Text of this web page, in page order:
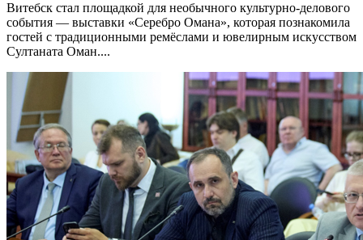
Витебск стал площадкой для необычного культурно-делового
события — выставки «Серебро Омана», которая познакомила
гостей с традиционными ремёслами и ювелирным искусством
Султаната Оман....